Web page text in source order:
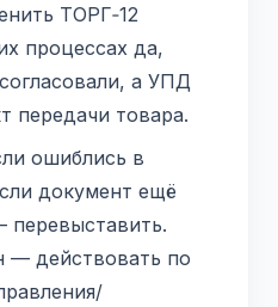
ТОРГ‑12
процессах да,
а УПД
передачи товара.
ошиблись в
документ ещё
перевыставить.
— действовать по